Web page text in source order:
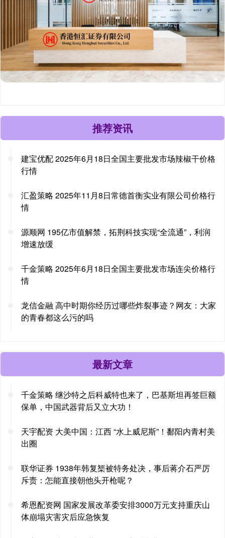
推荐资讯
建宝优配 2025年6月18日全国主要批发市场辣椒干价格
行情
汇盈策略 2025年11月8日常德首衡实业有限公司价格行
情
源顺网 195亿市值解禁，拓荆科技实现“全流通”，利润
增速放缓
千金策略 2025年6月18日全国主要批发市场连尖价格行
情
龙信金融 高中时期你经历过哪些炸裂事迹？网友：大家
的青春都这么污的吗
最新文章
千金策略 继沙特之后科威特也来了，巴基斯坦再签巨额
保单，中国武器背后又立大功！
天宇配资 大美中国：江西 “水上威尼斯”！鄱阳内青村美
出圈
联华证券 1938年韩复榘被特务处决，事后蒋介石严厉
斥责：怎能直接朝他头开枪呢？
希恩配资网 国家发展改革委安排3000万元支持重庆山
体崩塌灾害灾后应急恢复